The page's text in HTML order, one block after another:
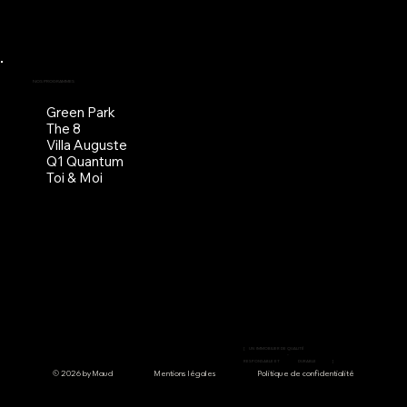
NOS PROGRAMMES
Green Park
The 8
Villa Auguste
Q1 Quantum
Toi & Moi
IMMOBILIER DE QUALITÉ
RESPONSABLE ET
DURABLE
© 2026 by Maud Mentions légales Politique de confidentialité